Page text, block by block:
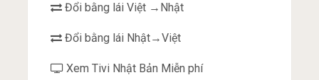
Đổi bằng lái Việt →Nhật
Đổi bằng lái Nhật→Việt
Xem Tivi Nhật Bản Miễn phí